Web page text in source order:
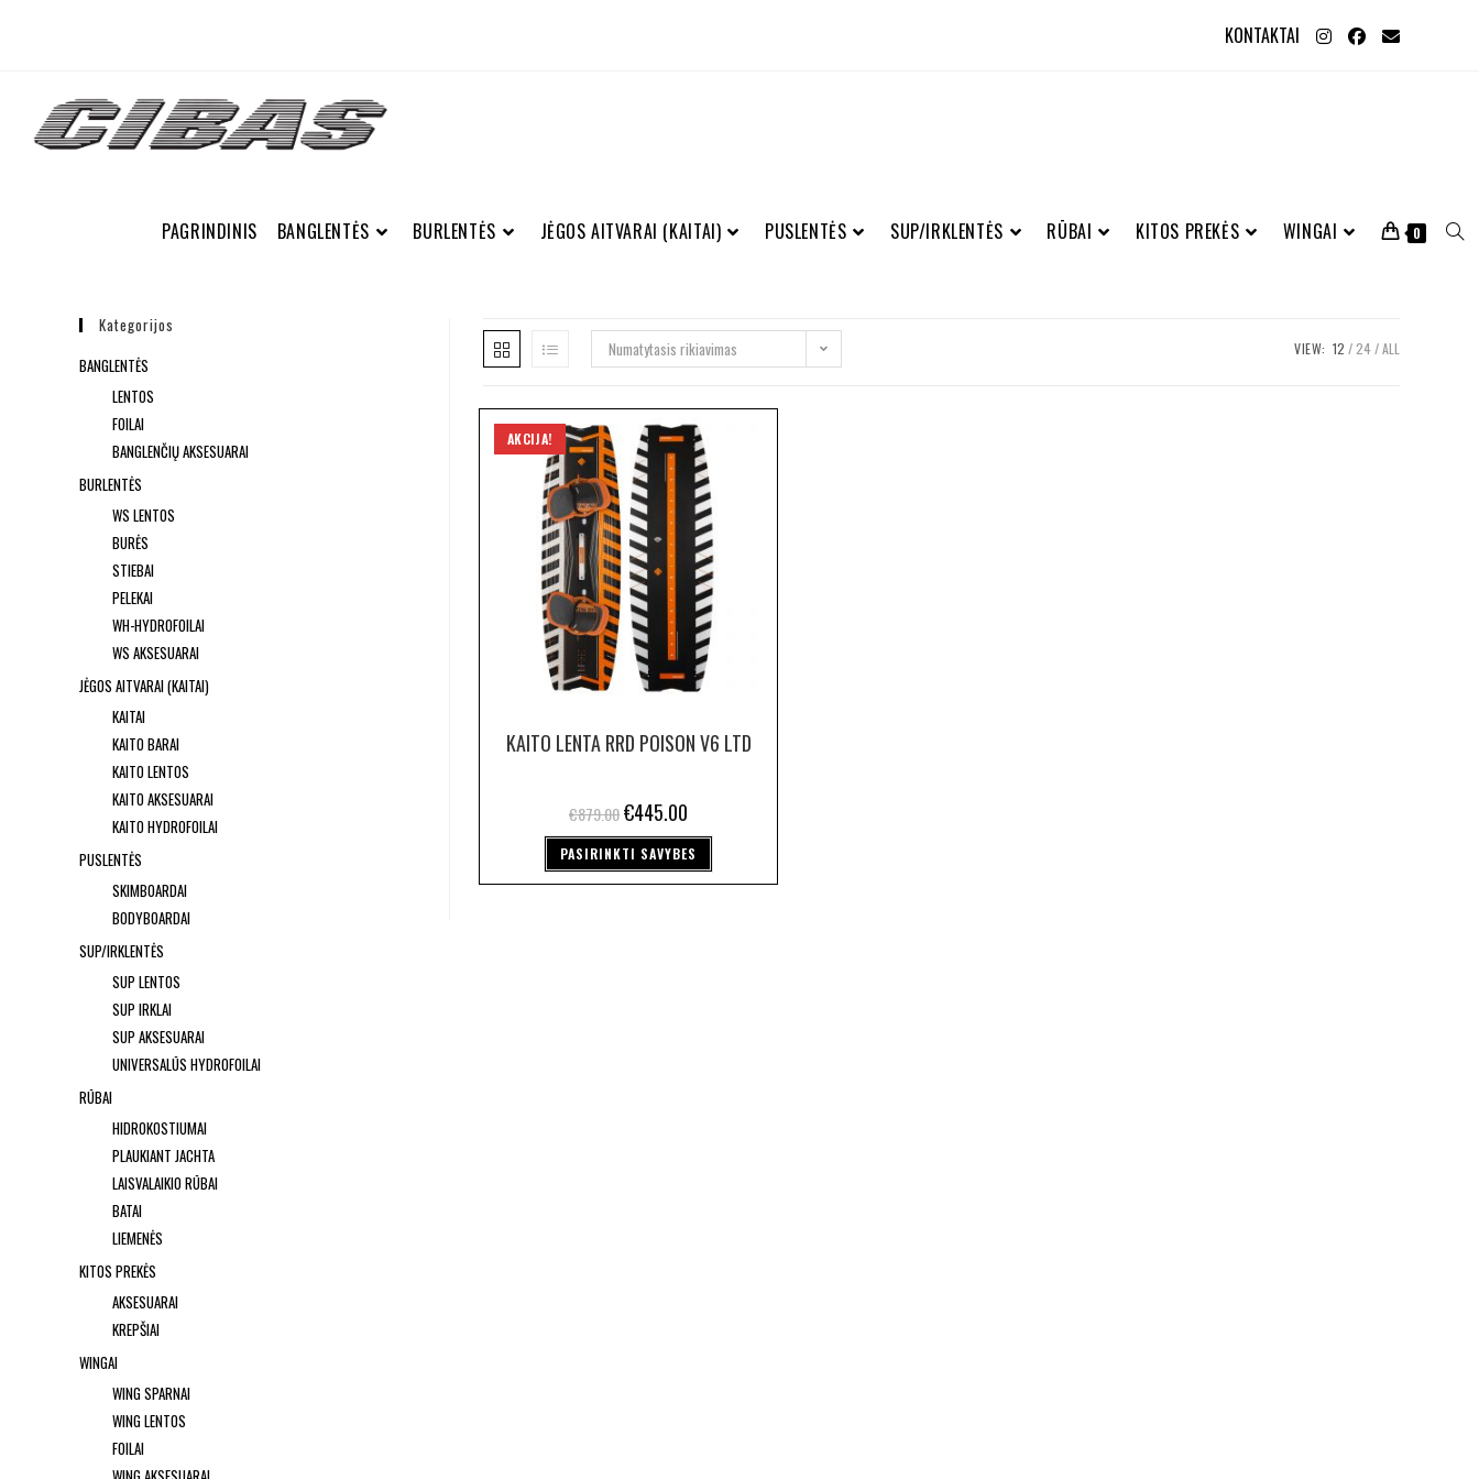
KONTAKTAI
PAGRINDINIS BANGLENTĖS BURLENTĖS JĖGOS AITVARAI (KAITAI) PUSLENTĖS SUP/IRKLENTĖS RŪBAI KITOS PREKĖS WINGAI 0
Numatytasis rikiavimas VIEW: 12 24 ALL
AKCIJA!
KAITO LENTA RRD POISON V6 LTD
€879.00€445.00
PASIRINKTI SAVYBES
Kategorijos
BANGLENTĖS
LENTOS
FOILAI
BANGLENČIŲ AKSESUARAI
BURLENTĖS
WS LENTOS
BURĖS
STIEBAI
PELEKAI
WH-HYDROFOILAI
WS AKSESUARAI
JĖGOS AITVARAI (KAITAI)
KAITAI
KAITO BARAI
KAITO LENTOS
KAITO AKSESUARAI
KAITO HYDROFOILAI
PUSLENTĖS
SKIMBOARDAI
BODYBOARDAI
SUP/IRKLENTĖS
SUP LENTOS
SUP IRKLAI
SUP AKSESUARAI
UNIVERSALŪS HYDROFOILAI
RŪBAI
HIDROKOSTIUMAI
PLAUKIANT JACHTA
LAISVALAIKIO RŪBAI
BATAI
LIEMENĖS
KITOS PREKĖS
AKSESUARAI
KREPŠIAI
WINGAI
WING SPARNAI
WING LENTOS
FOILAI